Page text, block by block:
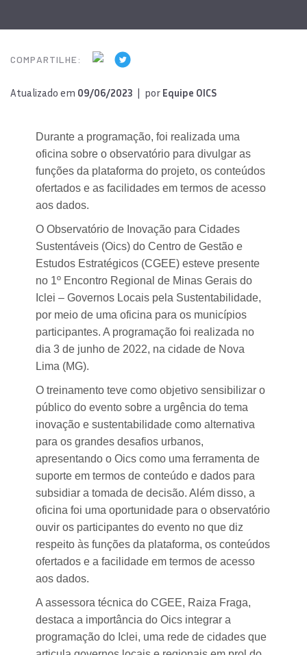
COMPARTILHE:
Atualizado em 09/06/2023 | por Equipe OICS
Durante a programação, foi realizada uma
oficina sobre o observatório para divulgar as
funções da plataforma do projeto, os conteúdos
ofertados e as facilidades em termos de acesso
aos dados.
O Observatório de Inovação para Cidades
Sustentáveis (Oics) do Centro de Gestão e
Estudos Estratégicos (CGEE) esteve presente
no 1º Encontro Regional de Minas Gerais do
Iclei – Governos Locais pela Sustentabilidade,
por meio de uma oficina para os municípios
participantes. A programação foi realizada no
dia 3 de junho de 2022, na cidade de Nova
Lima (MG).
O treinamento teve como objetivo sensibilizar o
público do evento sobre a urgência do tema
inovação e sustentabilidade como alternativa
para os grandes desafios urbanos,
apresentando o Oics como uma ferramenta de
suporte em termos de conteúdo e dados para
subsidiar a tomada de decisão. Além disso, a
oficina foi uma oportunidade para o observatório
ouvir os participantes do evento no que diz
respeito às funções da plataforma, os conteúdos
ofertados e a facilidade em termos de acesso
aos dados.
A assessora técnica do CGEE, Raiza Fraga,
destaca a importância do Oics integrar a
programação do Iclei, uma rede de cidades que